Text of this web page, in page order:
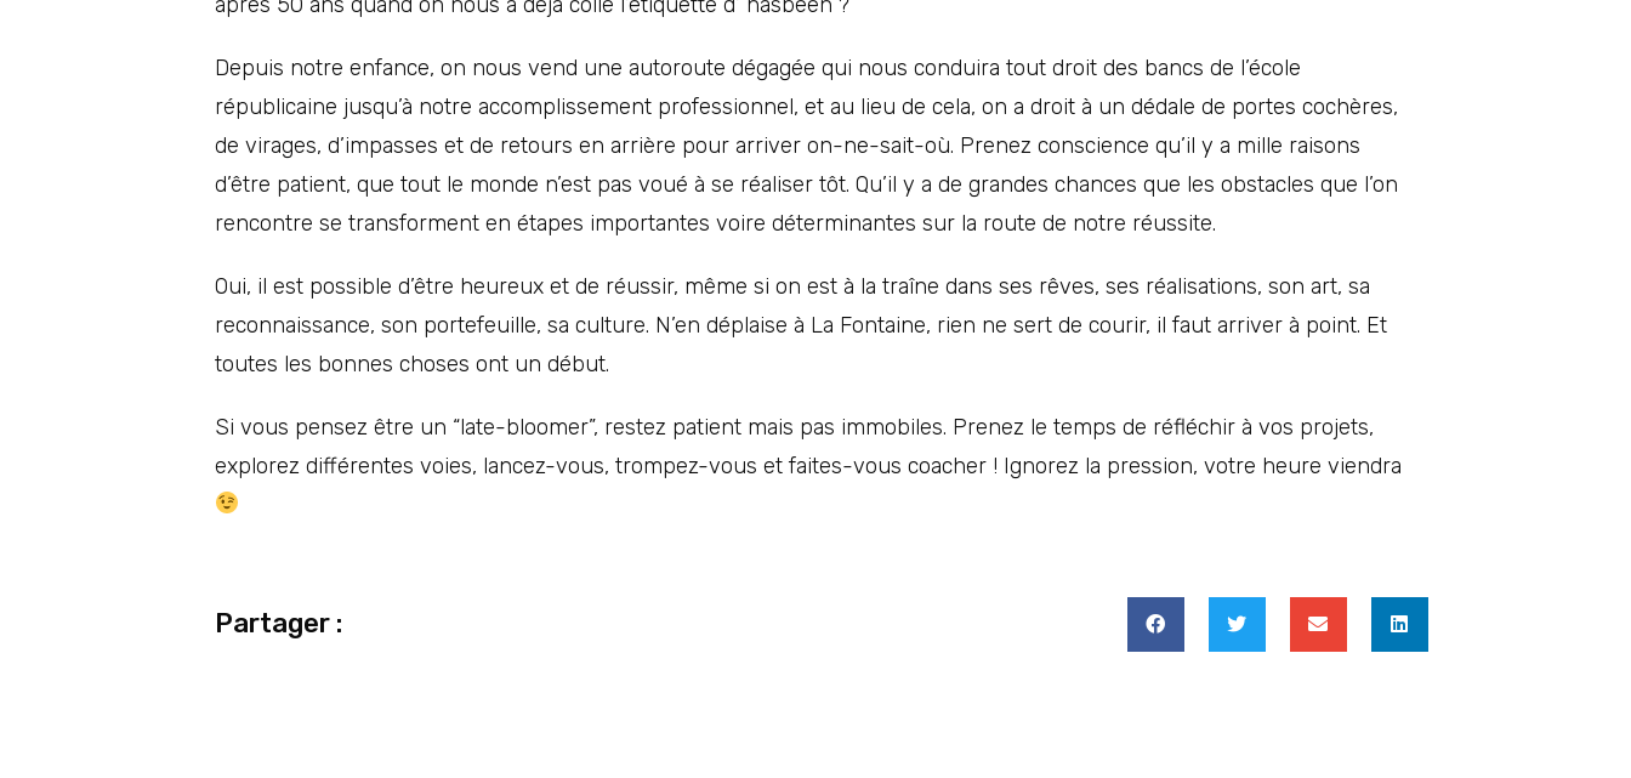
Depuis notre enfance, on nous vend une autoroute dégagée qui nous conduira tout droit des bancs de l’école
républicaine jusqu’à notre accomplissement professionnel, et au lieu de cela, on a droit à un dédale de portes cochères,
de virages, d’impasses et de retours en arrière pour arriver on-ne-sait-où. Prenez conscience qu’il y a mille raisons
d’être patient, que tout le monde n’est pas voué à se réaliser tôt. Qu’il y a de grandes chances que les obstacles que l’on
rencontre se transforment en étapes importantes voire déterminantes sur la route de notre réussite.
Oui, il est possible d’être heureux et de réussir, même si on est à la traîne dans ses rêves, ses réalisations, son art, sa
reconnaissance, son portefeuille, sa culture. N’en déplaise à La Fontaine, rien ne sert de courir, il faut arriver à point. Et
toutes les bonnes choses ont un début.
Si vous pensez être un “late-bloomer”, restez patient mais pas immobiles. Prenez le temps de réfléchir à vos projets,
explorez différentes voies, lancez-vous, trompez-vous et faites-vous coacher ! Ignorez la pression, votre heure viendra
Partager :